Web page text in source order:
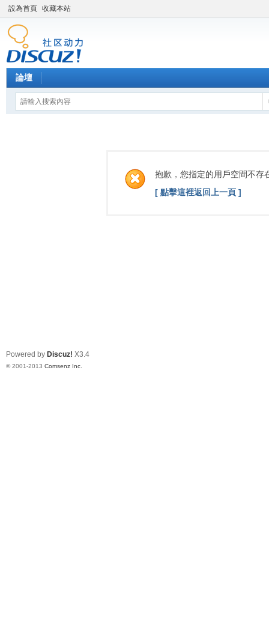
設為首頁 收藏本站
論壇
抱歉，您指定的用戶空間不存
[ 點擊這裡返回上一頁 ]
Powered by Discuz! X3.4
© 2001-2013 Comsenz Inc.